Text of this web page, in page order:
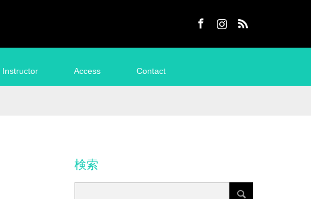
Instructor Access Contact
検索